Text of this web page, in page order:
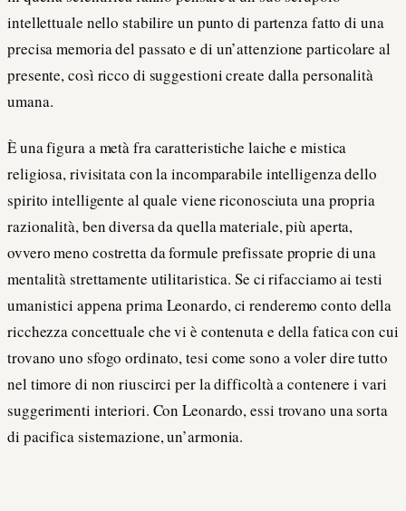
intellettuale nello stabilire un punto di partenza fatto di una
precisa memoria del passato e di un’attenzione particolare al
presente, così ricco di suggestioni create dalla personalità
umana.
È una figura a metà fra caratteristiche laiche e mistica
religiosa, rivisitata con la incomparabile intelligenza dello
spirito intelligente al quale viene riconosciuta una propria
razionalità, ben diversa da quella materiale, più aperta,
ovvero meno costretta da formule prefissate proprie di una
mentalità strettamente utilitaristica. Se ci rifacciamo ai testi
umanistici appena prima Leonardo, ci renderemo conto della
ricchezza concettuale che vi è contenuta e della fatica con cui
trovano uno sfogo ordinato, tesi come sono a voler dire tutto
nel timore di non riuscirci per la difficoltà a contenere i vari
suggerimenti interiori. Con Leonardo, essi trovano una sorta
di pacifica sistemazione, un’armonia.